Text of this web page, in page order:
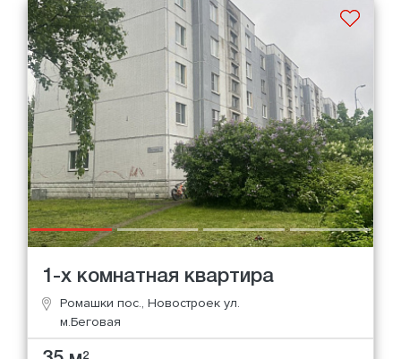
1-х комнатная квартира
Ромашки пос., Новостроек ул.
м.Беговая
2